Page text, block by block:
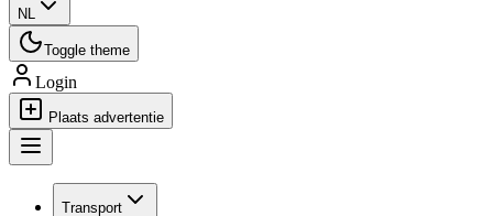
NL
Toggle theme
Login
Plaats advertentie
Transport